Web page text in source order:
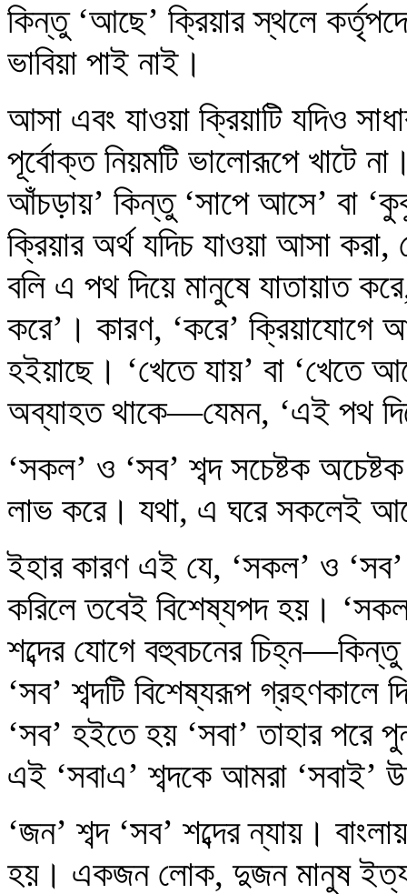
কিন্তু ‘আছে’ ক্রিয়ার স্থলে
ভাবিয়া পাই নাই।
আসা এবং যাওয়া ক্রিয়াটি যদিও
পূর্বোক্ত নিয়মটি ভালোরূপে খাটে
আঁচড়ায়’ কিন্তু ‘সাপে আসে’ বা
ক্রিয়ার অর্থ যদিচ যাওয়া আসা
বলি এ পথ দিয়ে মানুষে যাতায়াত
করে’। কারণ, ‘করে’ ক্রিয়াযোগে
হইয়াছে। ‘খেতে যায়’ বা ‘খেতে
অব্যাহত থাকে—যেমন, ‘এই পথ
‘সকল’ ও ‘সব’ শব্দ সচেষ্টক
লাভ করে। যথা, এ ঘরে সকলেই
ইহার কারণ এই যে, ‘সকল’ ও ‘সব’
করিলে তবেই বিশেষ্যপদ হয়।
শব্দের যোগে বহুবচনের
‘সব’ শব্দটি বিশেষ্যরূপ
‘সব’ হইতে হয় ‘সবা’ তাহার পরে
এই ‘সবাএ’ শব্দকে আমরা ‘সবাই’
‘জন’ শব্দ ‘সব’ শব্দের ন্যায়।
হয়। একজন লোক, দুজন মানুষ